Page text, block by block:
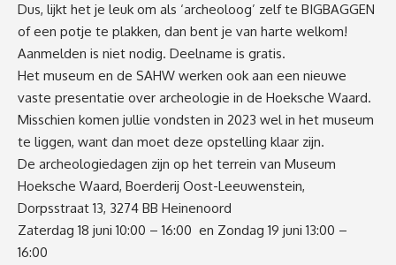
Dus, lijkt het je leuk om als ‘archeoloog’ zelf te BIGBAGGEN
of een potje te plakken, dan bent je van harte welkom!
Aanmelden is niet nodig. Deelname is gratis.
Het museum en de SAHW werken ook aan een nieuwe
vaste presentatie over archeologie in de Hoeksche Waard.
Misschien komen jullie vondsten in 2023 wel in het museum
te liggen, want dan moet deze opstelling klaar zijn.
De archeologiedagen zijn op het terrein van Museum
Hoeksche Waard, Boerderij Oost-Leeuwenstein,
Dorpsstraat 13, 3274 BB Heinenoord
Zaterdag 18 juni 10:00 – 16:00 en Zondag 19 juni 13:00 –
16:00